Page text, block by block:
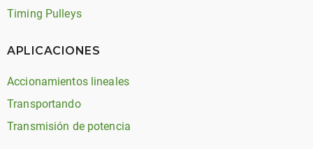
Timing Pulleys
APLICACIONES
Accionamientos lineales
Transportando
Transmisión de potencia